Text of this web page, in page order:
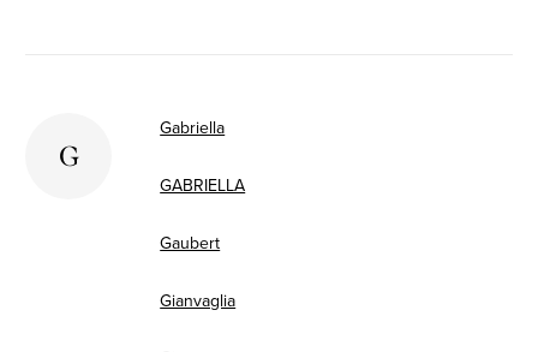
G
Gabriella
GABRIELLA
Gaubert
Gianvaglia